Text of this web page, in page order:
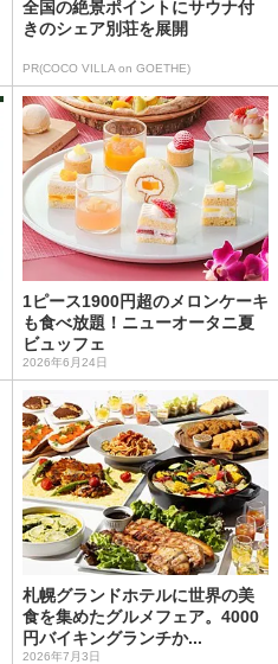
全国の絶景ポイントにサウナ付
きのシェア別荘を展開
PR(COCO VILLA on GOETHE)
1ピース1900円超のメロンケーキ
も食べ放題！ニューオータニ夏
ビュッフェ
2026年6月24日
札幌グランドホテルに世界の美
食を集めたグルメフェア。4000
円バイキングランチか...
2026年7月3日